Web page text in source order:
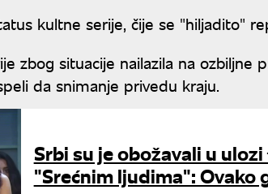
kultne serije, čije se "hiljadito"
zbog situacije nailazila na ozbiljne
da snimanje privedu kraju.
Srbi su je obožavali u
"Srećnim ljudima": Ovako